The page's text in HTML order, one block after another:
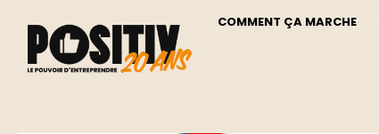
COMMENT ÇA MARCHE